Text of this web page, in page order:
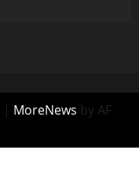
| MoreNews by AF